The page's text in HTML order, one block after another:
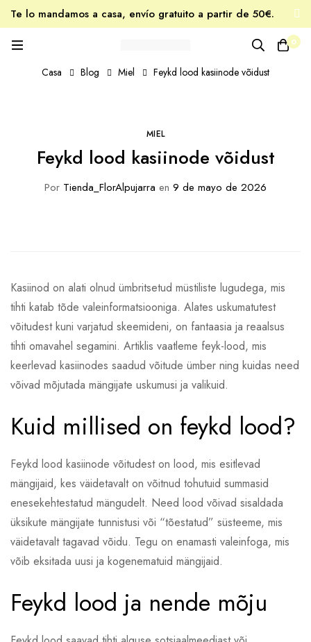
Te lo mandamos a casa, envío gratuito a partir de 50€.
Tu miel favorita, estés donde estés.
0
Casa Blog Miel Feykd lood kasiinode võidust
MIEL
Feykd lood kasiinode võidust
Por Tienda_FlorAlpujarra en 9 de mayo de 2026
Kasiinod on alati olnud ümbritsetud müstiliste lugudega, mis
tihti katab tõde valeinformatsiooniga. Alates uskumatutest
võitudest kuni varjatud skeemideni, on fantaasia ja reaalsus
tihti omavahel segamini. Artiklis vaatleme feyk-lood, mis
keerlevad kasiinodes saadud võitude ümber ning kuidas need
võivad mõjutada mängijate uskumusi ja valikuid.
Kuid millised on feykd lood?
Feykd lood kasiinode võitudest on lood, mis esitlevad
mängijaid, kes väidetavalt on võitnud tohutuid summasid
enesekehtestatud mängudelt. Need lood võivad sisaldada
üksikute mängijate tunnistusi või “tõestatud” süsteeme, mis
väidetavalt tagavad võidu. Tegu on enamasti valeinfoga, mis
võib eksitada uusi ja kogenematuid mängijaid.
Feykd lood ja nende mõju